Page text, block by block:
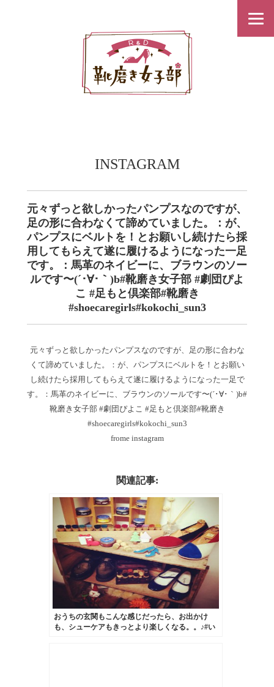
INSTAGRAM
元々ずっと欲しかったパンプスなのですが、
足の形に合わなくて諦めていました。：が、
パンプスにベルトを！とお願いし続けたら採
用してもらえて遂に履けるようになった一足
です。：馬革のネイビーに、ブラウンのソー
ルです〜(´･∀･｀)b#靴磨き女子部 #劇団ぴよ
こ #足もと倶楽部#靴磨き
#shoecaregirls#kokochi_sun3
元々ずっと欲しかったパンプスなのですが、足の形に合わな
くて諦めていました。：が、パンプスにベルトを！とお願い
し続けたら採用してもらえて遂に履けるようになった一足で
す。：馬革のネイビーに、ブラウンのソールです〜(´･∀･｀)b#
靴磨き女子部 #劇団ぴよこ #足もと倶楽部#靴磨き
#shoecaregirls#kokochi_sun3
frome instagram
関連記事:
おうちの玄関もこんな感じだったら、お出かけ
も、シューケアもきっとより楽しくなる。。♪#い